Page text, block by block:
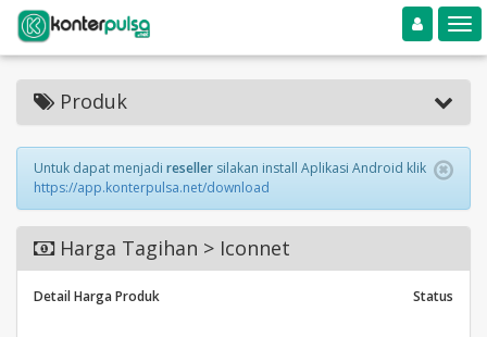
Toggle navigation
Produk
Untuk dapat menjadi reseller silakan install Aplikasi Android klik
https://app.konterpulsa.net/download
Harga Tagihan > Iconnet
Detail Harga Produk Status